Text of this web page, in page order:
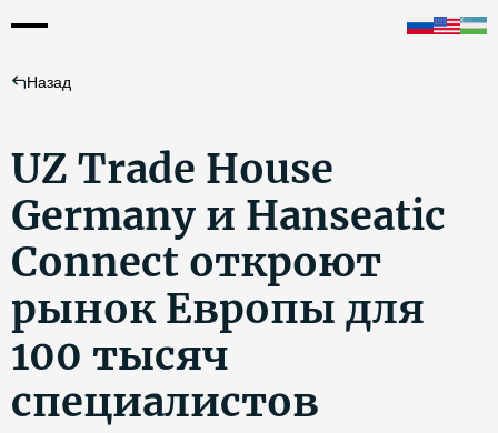
Назад
UZ Trade House
Germany и Hanseatic
Connect откроют
рынок Европы для
100 тысяч
специалистов